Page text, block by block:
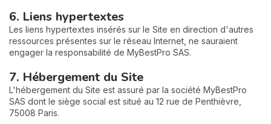
6. Liens hypertextes
Les liens hypertextes insérés sur le Site en direction d'autres
ressources présentes sur le réseau Internet, ne sauraient
engager la responsabilité de MyBestPro SAS.
7. Hébergement du Site
L'hébergement du Site est assuré par la société MyBestPro
SAS dont le siège social est situé au 12 rue de Penthièvre,
75008 Paris.